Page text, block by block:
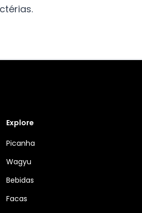
Explore
Picanha
Wagyu
Bebidas
Facas